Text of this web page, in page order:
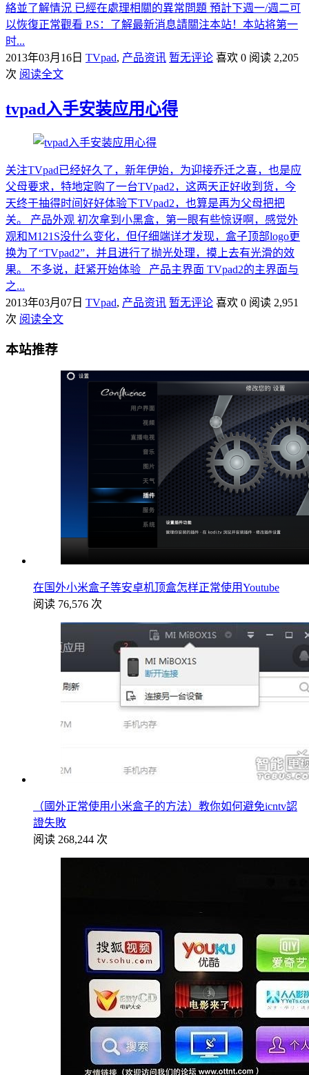
絡並了解情況 已經在處理相關的異常問題 預計下週一/週二可
以恢復正常觀看 P.S：了解最新消息請關注本站！本站将第一
时...
2013年03月16日 TVpad, 产品资讯 暂无评论 喜欢 0 阅读 2,205
次 阅读全文
tvpad入手安装应用心得
关注TVpad已经好久了，新年伊始，为迎接乔迁之喜，也是应
父母要求，特地定购了一台TVpad2，这两天正好收到货，今
天终于抽得时间好好体验下TVpad2，也算是再为父母把把
关。 产品外观 初次拿到小黑盒，第一眼有些惊讶啊，感觉外
观和M121S没什么变化，但仔细端详才发现，盒子顶部logo更
换为了“TVpad2”，并且进行了抛光处理，摸上去有光滑的效
果。 不多说，赶紧开始体验 产品主界面 TVpad2的主界面与
之...
2013年03月07日 TVpad, 产品资讯 暂无评论 喜欢 0 阅读 2,951
次 阅读全文
本站推荐
在国外小米盒子等安卓机顶盒怎样正常使用Youtube
阅读 76,576 次
（國外正常使用小米盒子的方法）教你如何避免icntv認
證失敗
阅读 268,244 次